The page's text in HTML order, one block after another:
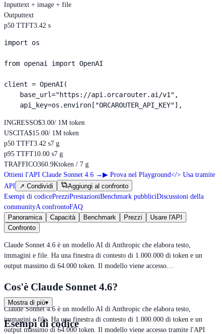
Inputtext + image + file
Outputtext
p50 TTFT3.42 s
import os
from openai import OpenAI
client = OpenAI(
    base_url="https://api.orcarouter.ai/v1",
    api_key=os.environ["ORCAROUTER_API_KEY"],
INGRESSO$3.00/ 1M token
USCITA$15.00/ 1M token
p50 TTFT3.42 s7 g
p95 TTFT10.00 s7 g
TRAFFICO360.9Ktoken / 7 g
Ottieni l'API Claude Sonnet 4.6 → ▶ Prova nel Playground</> Usa tramite
API
↗ Condividi
Aggiungi al confronto
Esempi di codicePrezziPrestazioniBenchmark pubbliciDiscussioni della
communityA confrontoFAQ
Panoramica
Capacità Benchmark Prezzi
Usare l'API
Confronto
Claude Sonnet 4.6 è un modello AI di Anthropic che elabora testo,
immagini e file. Ha una finestra di contesto di 1.000.000 di token e un
output massimo di 64.000 token. Il modello viene accesso…
Cos'è Claude Sonnet 4.6?
Claude Sonnet 4.6 è un modello AI di Anthropic che elabora testo,
immagini e file. Ha una finestra di contesto di 1.000.000 di token e un
output massimo di 64.000 token. Il modello viene accesso tramite l'API
Mostra di più▾
Esempi di codice